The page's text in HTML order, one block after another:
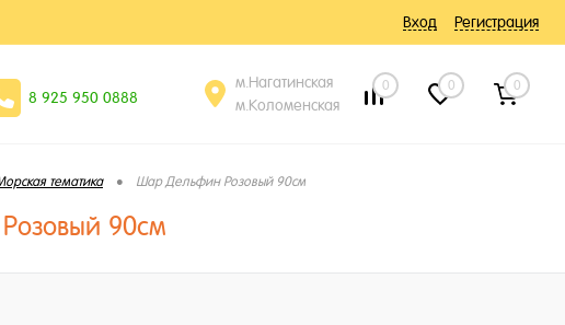
Вход Регистрация
8 925 950 0888
м.Нагатинская
м.Коломенская
0 0 0
тематика • Шар Дельфин Розовый 90см
90см